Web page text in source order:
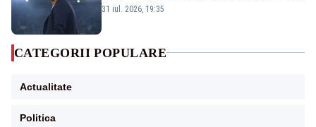
mai cumpărați și de la noi”
31 iul. 2026, 19:35
CATEGORII POPULARE
Actualitate
Politica